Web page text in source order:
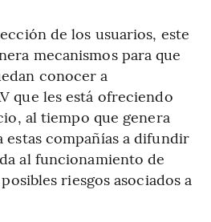
de los usuarios, este
mecanismos para que
conocer a
que les está ofreciendo
al tiempo que genera
estas compañías a difundir
al funcionamiento de
riesgos asociados a